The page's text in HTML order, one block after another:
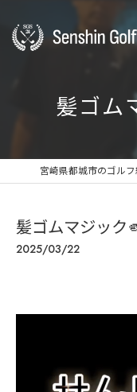
髪ゴム
髪ゴムマジック
2025/03/22